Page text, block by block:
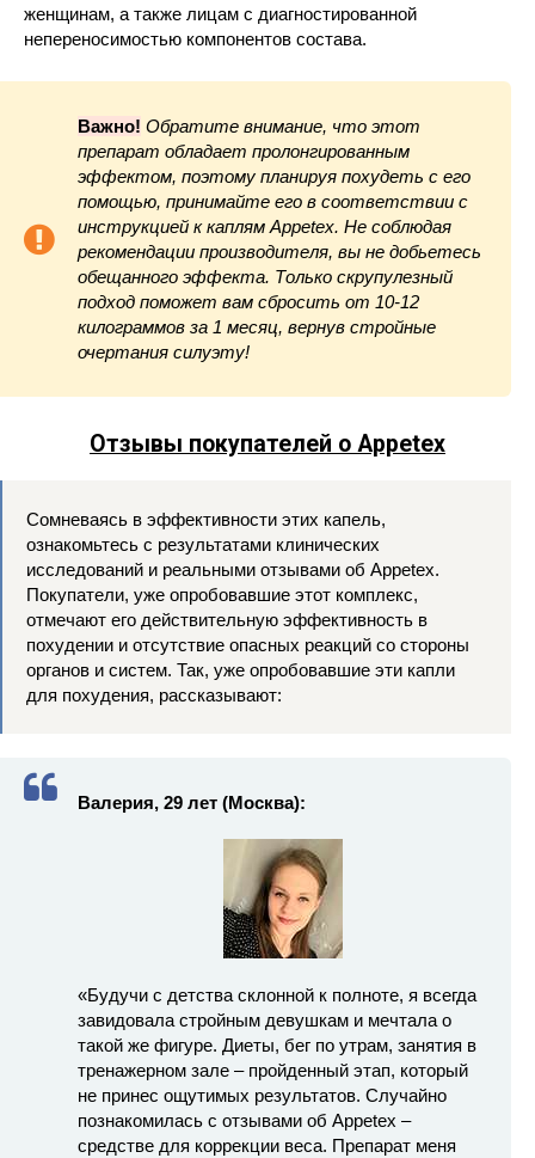
женщинам, а также лицам с диагностированной
непереносимостью компонентов состава.
Важно! Обратите внимание, что этот
препарат обладает пролонгированным
эффектом, поэтому планируя похудеть с его
помощью, принимайте его в соответствии с
инструкцией к каплям Appetex. Не соблюдая
рекомендации производителя, вы не добьетесь
обещанного эффекта. Только скрупулезный
подход поможет вам сбросить от 10-12
килограммов за 1 месяц, вернув стройные
очертания силуэту!
Отзывы покупателей о Appetex
Сомневаясь в эффективности этих капель,
ознакомьтесь с результатами клинических
исследований и реальными отзывами об Appetex.
Покупатели, уже опробовавшие этот комплекс,
отмечают его действительную эффективность в
похудении и отсутствие опасных реакций со стороны
органов и систем. Так, уже опробовавшие эти капли
для похудения, рассказывают:
Валерия, 29 лет (Москва):
«Будучи с детства склонной к полноте, я всегда
завидовала стройным девушкам и мечтала о
такой же фигуре. Диеты, бег по утрам, занятия в
тренажерном зале – пройденный этап, который
не принес ощутимых результатов. Случайно
познакомилась с отзывами об Appetex –
средстве для коррекции веса. Препарат меня